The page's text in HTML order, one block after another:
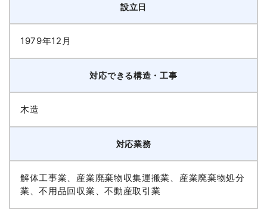
設立日
1979年12月
対応できる構造・工事
木造
対応業務
解体工事業、産業廃棄物収集運搬業、産業廃棄物処分
業、不用品回収業、不動産取引業